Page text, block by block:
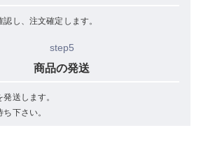
し、注文確定します。
step5
商品の発送
送します。
下さい。